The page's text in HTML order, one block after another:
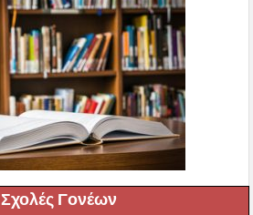
Σχολές Γονέων